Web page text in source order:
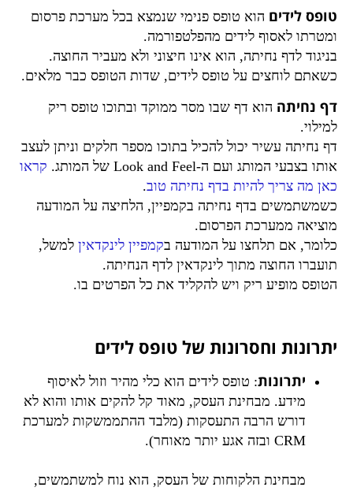
טופס לידים הוא טופס פנימי שנמצא בכל מערכת פרסום
ומטרתו לאסוף לידים מהפלטפורמה.
בניגוד לדף נחיתה, הוא אינו חיצוני ולא מעביר החוצה.
כשאתם לוחצים על טופס לידים, שדות הטופס כבר מלאים.
דף נחיתה הוא דף שבו מסר ממוקד ובתוכו טופס ריק
למילוי.
דף נחיתה עשיר יכול להכיל בתוכו מספר חלקים וניתן לעצב
אותו בצבעי המותג ועם ה-Look and Feel של המותג.
קראו
כאן מה צריך להיות בדף נחיתה טוב.
כשמשתמשים בדף נחיתה בקמפיין, הלחיצה על המודעה
מוציאה ממערכת הפרסום.
כלומר, אם תלחצו על המודעה בקמפיין לינקדאין למשל,
תועברו החוצה מתוך לינקדאין לדף הנחיתה.
הטופס מופיע ריק ויש להקליד את כל הפרטים בו.
יתרונות וחסרונות של טופס לידים
יתרונות: טופס לידים הוא כלי מהיר וזול לאיסוף
מידע. מבחינת העסק, מאוד קל להקים אותו והוא לא
דורש הרבה התעסקות (מלבד ההתממשקות למערכת
CRM ובזה אגע יותר מאוחר).
מבחינת הלקוחות של העסק, הוא נוח למשתמשים,